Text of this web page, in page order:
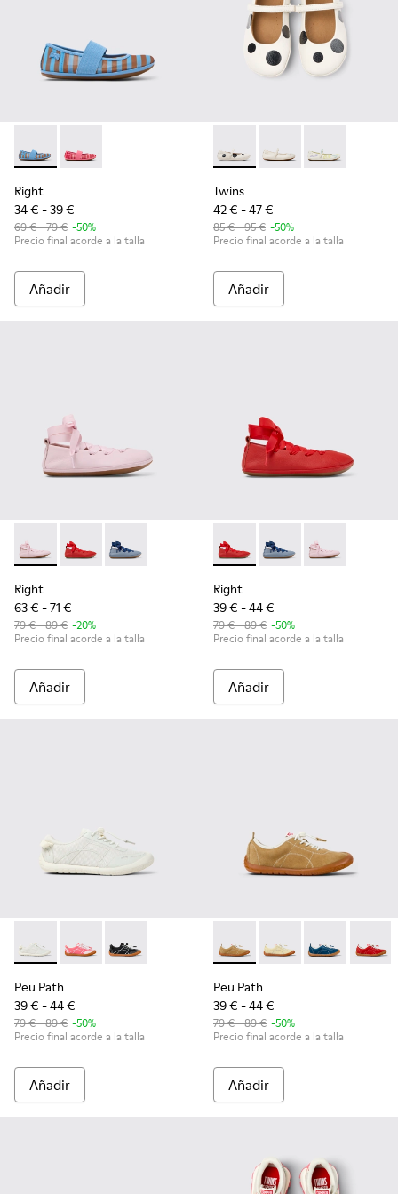
Right - K800696-002 - Bailarinas de tejido y piel azules
Right - K800696-001 - Bailarinas de tejido y piel
Right
34 € - 39 €
69 € - 79 € -50%
Precio final acorde a la talla
Añadir
Twins - K800486-011 -
Twins - K800486-007
Twins -
Twins
42 € - 47 €
85 € - 95 € -50%
Precio final acorde a la talla
Añadir
Right - K800674-001 - Bailarinas de piel rosa para niños.
Right - K800674-003 - Bailarinas de piel rojas para
Right - K800674-002
Right
63 € - 71 €
79 € - 89 € -20%
Precio final acorde a la talla
Añadir
Right - K800674-003 -
Right - K800674-002
Right -
Right
39 € - 44 €
79 € - 89 € -50%
Precio final acorde a la talla
Añadir
Peu Path - K800691-001 - Sneakers de tejido y piel blancas
Peu Path - K800691-003
Peu Path - K800691-002
Peu Path
39 € - 44 €
79 € - 89 € -50%
Precio final acorde a la talla
Añadir
Peu Path - K800694-004 -
Peu Path -Peu Path -
Peu
Peu Path
39 € - 44 €
79 € - 89 € -50%
Precio final acorde a la talla
Añadir